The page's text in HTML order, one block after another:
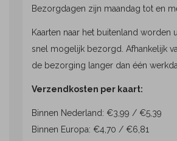
Bezorgdagen zijn maandag tot en
Kaarten naar het buitenland worden
snel mogelijk bezorgd. Afhankelijk
de bezorging langer dan één
Verzendkosten per kaart:
Binnen Nederland: €3,99 / €5,39
Binnen Europa: €4,70 / €6,81